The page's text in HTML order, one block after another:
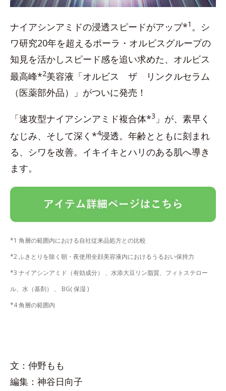
ナイアシンアミドの浸透スピードがアップ*1 。シ
ワ研究20年を超えるポーラ・オルビスグループの
知見を活かしスピード感を追い求めた、オルビス
最高峰*2美容液「オルビス ザ リンクルセラム
（医薬部外品）」がついに発売！
「速攻型ナイアシンアミド複合体*3 」が、素早く
なじみ、そして深く*4浸透。年齢とともに刻まれ
る、シワを改善。イキイキとハリのある肌へ導き
ます。
*1 角層の範囲内における自社従来品処方との比較
*2 ふきとりを除く朝・夜使用全顔美容液内におけるうるおい保持力
*3 ナイアシンアミド（有効成分） 、水添大豆リン脂質、フィトステロー
ル、水（基剤） 、 BG( 保湿 )
*4 角層の範囲内
文：仲野もも
編集：神谷日向子